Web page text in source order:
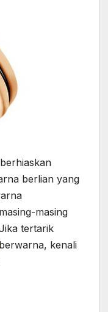
berlian yang
masing
tertarik
berwarna, kenali